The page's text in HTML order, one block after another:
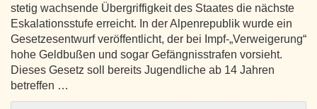
stetig wachsende Übergriffigkeit des Staates die nächste
Eskalationsstufe erreicht. In der Alpenrepublik wurde ein
Gesetzesentwurf veröffentlicht, der bei Impf-„Verweigerung“
hohe Geldbußen und sogar Gefängnisstrafen vorsieht.
Dieses Gesetz soll bereits Jugendliche ab 14 Jahren
betreffen …